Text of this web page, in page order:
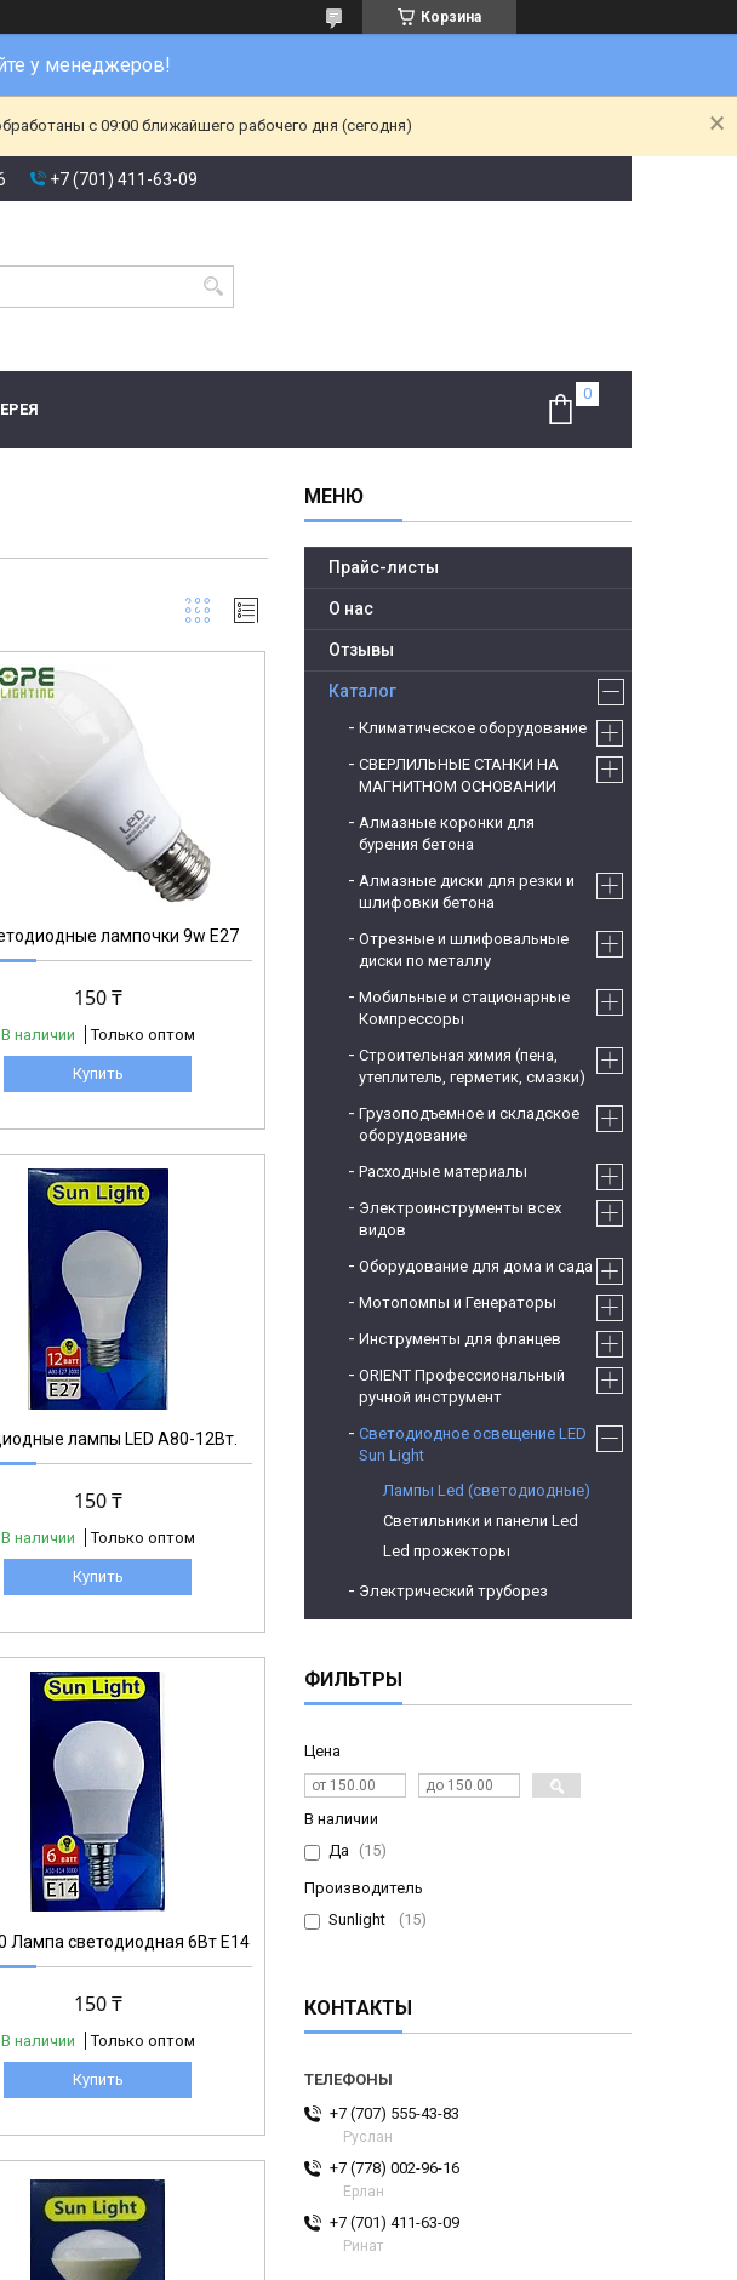
Корзина
у менеджеров!
с 09:00 ближайшего рабочего дня (сегодня)
+7 (701) 411-63-09
лампочки 9w E27
150 ₸
В наличии Только оптом
Купить
лампы LED А80-12Вт.
150 ₸
В наличии Только оптом
Купить
Лампа светодиодная 6Вт Е14
150 ₸
В наличии Только оптом
Купить
Прайс-листы
О нас
Отзывы
Каталог
Климатическое оборудование
СВЕРЛИЛЬНЫЕ СТАНКИ НА
МАГНИТНОМ ОСНОВАНИИ
Алмазные коронки для
бурения бетона
Алмазные диски для резки и
шлифовки бетона
Отрезные и шлифовальные
диски по металлу
Мобильные и стационарные
Компрессоры
Строительная химия (пена,
утеплитель, герметик, смазки)
Грузоподъемное и складское
оборудование
Расходные материалы
Электроинструменты всех
видов
Оборудование для дома и сада
Мотопомпы и Генераторы
Инструменты для фланцев
ORIENT Профессиональный
ручной инструмент
Светодиодное освещение LED
Sun Light
Лампы Led (светодиодные)
Светильники и панели Led
Led прожекторы
Электрический труборез
ФИЛЬТРЫ
Цена
В наличии
Да
15
Производитель
Sunlight
15
КОНТАКТЫ
+7 (707) 555-43-83
Руслан
+7 (778) 002-96-16
Ерлан
+7 (701) 411-63-09
Ринат